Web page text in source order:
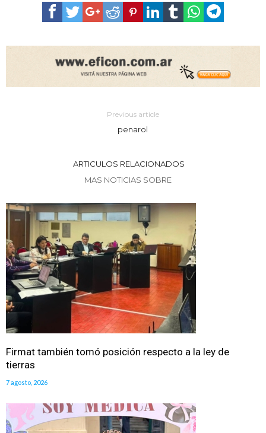
Previous article
penarol
ARTICULOS RELACIONADOS
MAS NOTICIAS SOBRE
Firmat también tomó posición respecto a la ley de
tierras
7 agosto, 2026